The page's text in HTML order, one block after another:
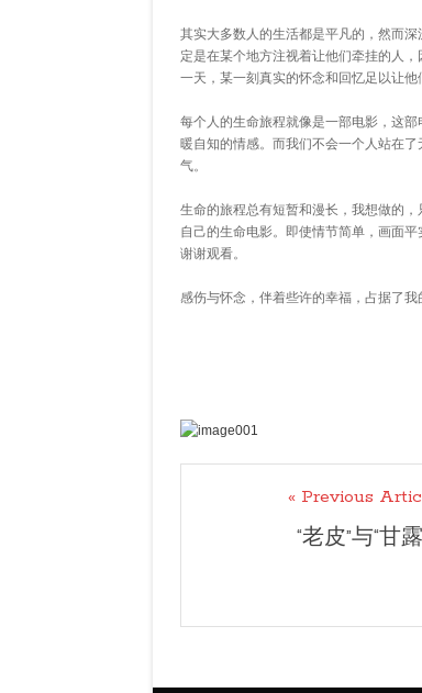
其实大多数人的生活都是平凡的，然而
定是在某个地方注视着让他们牵挂的人
一天，某一刻真实的怀念和回忆足以让
每个人的生命旅程就像是一部电影，这
暖自知的情感。而我们不会一个人站在
气。
生命的旅程总有短暂和漫长，我想做的
自己的生命电影。即使情节简单，画面
谢谢观看。
感伤与怀念，伴着些许的幸福，占据了我
« Previous
“老皮”与“甘露